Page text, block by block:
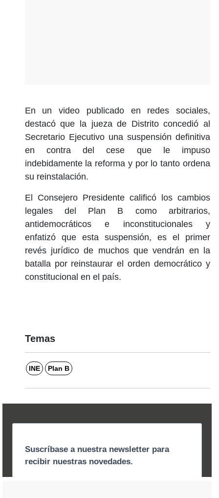
En un video publicado en redes sociales,
destacó que la jueza de Distrito concedió al
Secretario Ejecutivo una suspensión definitiva
en contra del cese que le impuso
indebidamente la reforma y por lo tanto ordena
su reinstalación.
El Consejero Presidente calificó los cambios
legales del Plan B como arbitrarios,
antidemocráticos e inconstitucionales y
enfatizó que esta suspensión, es el primer
revés jurídico de muchos que vendrán en la
batalla por reinstaurar el orden democrático y
constitucional en el país.
Temas
INE Plan B